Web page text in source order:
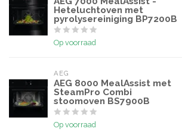
Heteluchtoven met
pyrolysereiniging BP7200B
Op voorraad
AEG
AEG 8000 MealAssist met
SteamPro Combi
stoomoven BS7900B
Op voorraad